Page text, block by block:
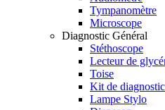
Tympanomètre
Microscope
Diagnostic Général
Stéthoscope
Lecteur de
Toise
Kit de
Lampe Stylo